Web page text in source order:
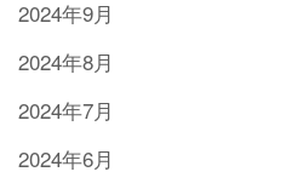
2024年9月
2024年8月
2024年7月
2024年6月